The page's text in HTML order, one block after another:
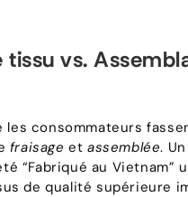
tissu vs.
les consommateurs
fraisage etassemblée. Un
“Fabriqué au Vietnam”
de qualité supérieure